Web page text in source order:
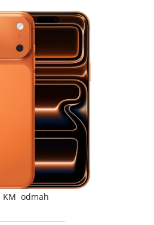
KM odmah